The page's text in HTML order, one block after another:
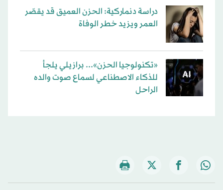
دراسة دنماركية: الحزن العميق قد يقصّر
العمر ويزيد خطر الوفاة
«تكنولوجيا الحزن»... برازيلي يلجأ
للذكاء الاصطناعي لسماع صوت والده
الراحل